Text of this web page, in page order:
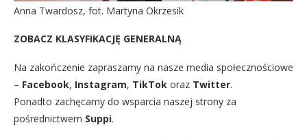
Anna Twardosz, fot. Martyna Okrzesik
ZOBACZ KLASYFIKACJĘ GENERALNĄ
Na zakończenie zapraszamy na nasze media społecznościowe
– Facebook, Instagram, TikTok oraz Twitter.
Ponadto zachęcamy do wsparcia naszej strony za
pośrednictwem Suppi.